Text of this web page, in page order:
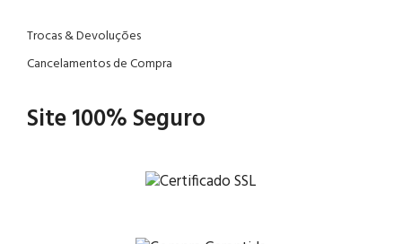
Trocas & Devoluções
Cancelamentos de Compra
Site 100% Seguro